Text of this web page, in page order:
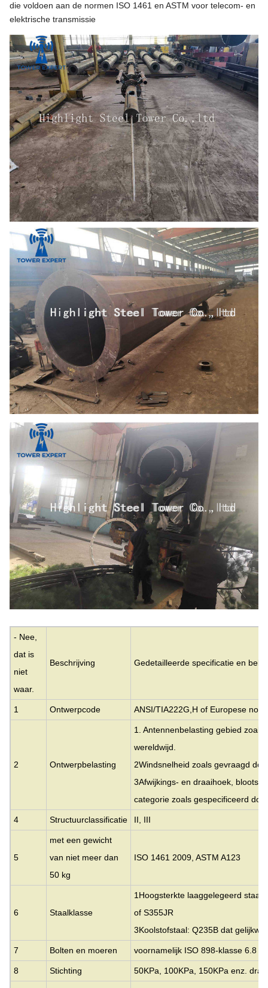
die voldoen aan de normen ISO 1461 en ASTM voor telecom- en
elektrische transmissie
- Nee,
dat is
niet
waar.
Beschrijving Gedetailleerde specificatie en
1 Ontwerpcode ANSI/TIA222G,H of Europese
2 Ontwerpbelasting
1. Antennenbelasting gebied
wereldwijd.
2Windsnelheid zoals gevraagd
3Afwijkings- en draaihoek,
categorie zoals gespecificeerd
4 Structuurclassificatie II, III
5
met een gewicht
van niet meer dan
50 kg
ISO 1461 2009, ASTM A123
6 Staalklasse
1Hoogsterkte laaggelegeerd staal:
of S355JR
3Koolstofstaal: Q235B dat
7 Bolten en moeren voornamelijk ISO 898-klasse 6.8
8 Stichting 50KPa, 100KPa, 150KPa enz.